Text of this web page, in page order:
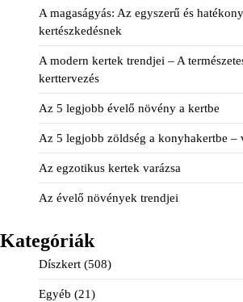
A magaságyás: Az egyszerű és
kertészkedésnek
A modern kertek trendjei – A
kerttervezés
Az 5 legjobb évelő növény a kertbe
Az 5 legjobb zöldség a konyhakertbe –
Az egzotikus kertek varázsa
Az évelő növények trendjei
Kategóriák
Díszkert (508)
Egyéb (21)